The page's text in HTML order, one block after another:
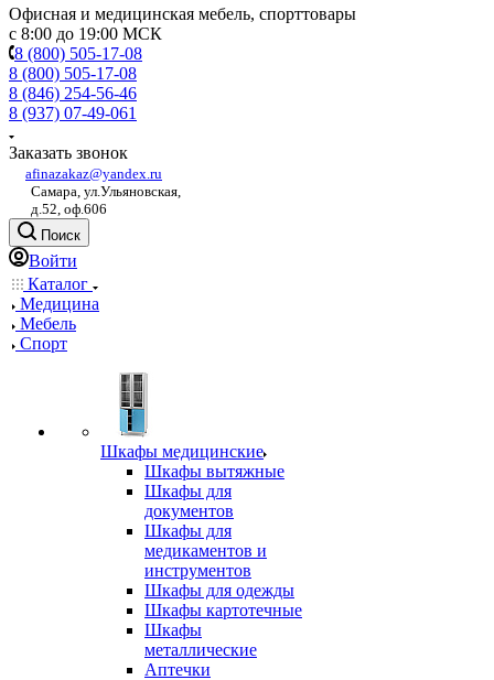
Офисная и медицинская мебель, спорттовары
с 8:00 до 19:00 МСК
8 (800) 505-17-08
8 (800) 505-17-08
8 (846) 254-56-46
8 (937) 07-49-061
Заказать звонок
afinazakaz@yandex.ru
Самара, ул.Ульяновская,
д.52, оф.606
Поиск
Войти
Каталог
Медицина
Мебель
Спорт
Шкафы медицинские
Шкафы вытяжные
Шкафы для
документов
Шкафы для
медикаментов и
инструментов
Шкафы для одежды
Шкафы картотечные
Шкафы
металлические
Аптечки